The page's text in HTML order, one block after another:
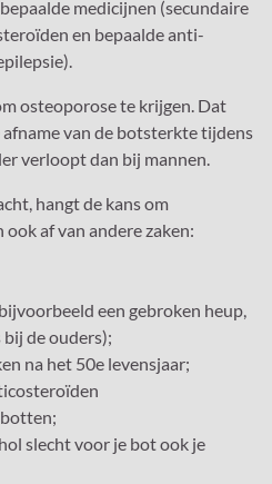
medicijnen (secundaire
en bepaalde anti-
osteoporose te krijgen. Dat
van de botsterkte tijdens
verloopt dan bij mannen.
hangt de kans om
af van andere zaken:
een gebroken heup,
de ouders);
na het 50e levensjaar;
slecht voor je bot ook je